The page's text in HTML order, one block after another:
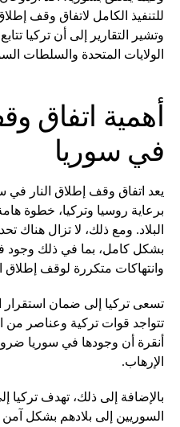
للتنفيذ الكامل لاتفاق وقف
وتشير التقارير إلى أن تركيا
الولايات المتحدة والسلطات
أهمية اتفاق
في سوريا
يعد اتفاق وقف إطلاق النار في
برعاية روسيا وتركيا، خطوة
البلاد. ومع ذلك، لا تزال هناك
بشكل كامل، بما في ذلك
وانتهاكات متكررة لوقف إطلاق
تسعى تركيا إلى ضمان
تتواجد قوات تركية وعناصر
أنقرة أن وجودها في سوريا
الإرهاب.
بالإضافة إلى ذلك، تهدف تركيا
السوريين إلى بلادهم بشكل